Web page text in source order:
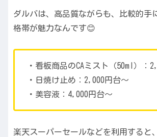
ダルバは、高品質ながらも、比較的手
格帯が魅力なんです😊
・看板商品のCAミスト（50ml）：
・日焼け止め：2,000円台〜
・美容液：4,000円台〜
楽天スーパーセールなどを利用すると